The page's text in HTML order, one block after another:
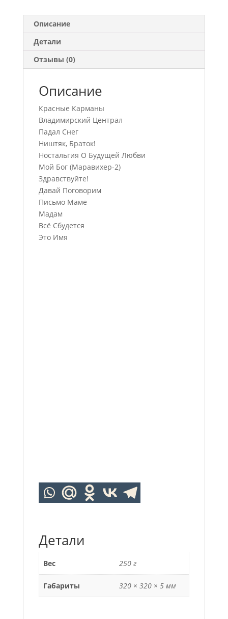
Описание
Детали
Отзывы (0)
Описание
Красные Карманы
Владимирский Централ
Падал Снег
Ништяк, Браток!
Ностальгия О Будущей Любви
Мой Бог (Маравихер-2)
Здравствуйте!
Давай Поговорим
Письмо Маме
Мадам
Всё Сбудется
Это Имя
Детали
Вес 250 г
Габариты 320 × 320 × 5 мм